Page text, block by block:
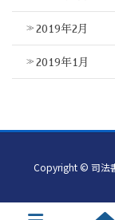
2019年2月
2019年1月
Copyright © 司法